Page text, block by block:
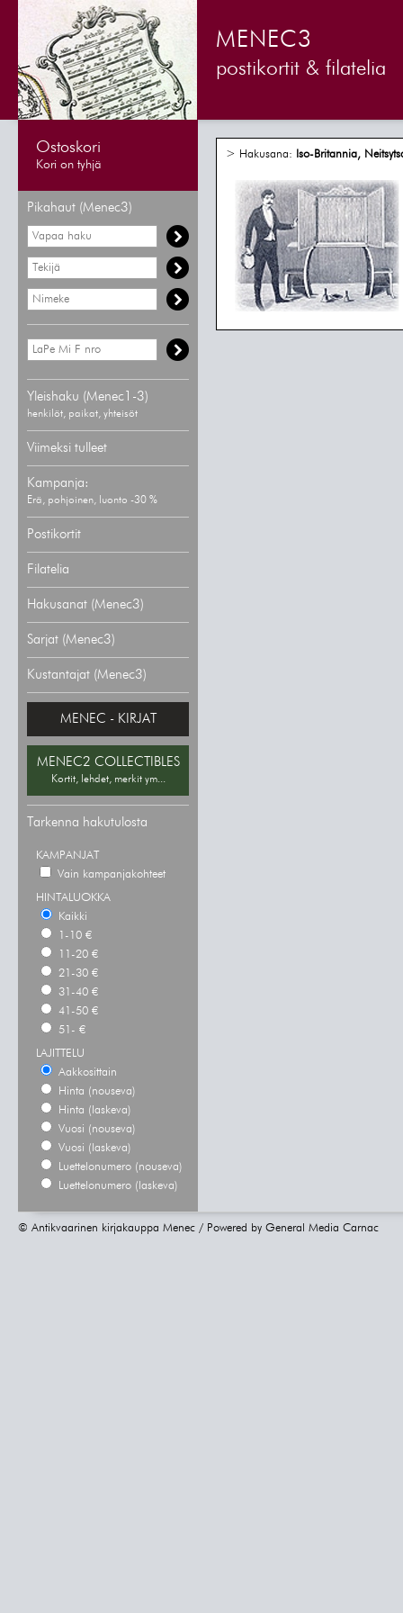
MENEC3
postikortit & filatelia
Ostoskori
Kori on tyhjä
Pikahaut (Menec3)
Yleishaku (Menec1-3)
henkilöt, paikat, yhteisöt
Viimeksi tulleet
Kampanja:
Erä, pohjoinen, luonto -30 %
Postikortit
Filatelia
Hakusanat (Menec3)
Sarjat (Menec3)
Kustantajat (Menec3)
MENEC - KIRJAT
MENEC2 COLLECTIBLES
Kortit, lehdet, merkit ym...
Tarkenna hakutulosta
KAMPANJAT
Vain kampanjakohteet
HINTALUOKKA
Kaikki
1-10 €
11-20 €
21-30 €
31-40 €
41-50 €
51- €
LAJITTELU
Aakkosittain
Hinta (nouseva)
Hinta (laskeva)
Vuosi (nouseva)
Vuosi (laskeva)
Luettelonumero (nouseva)
Luettelonumero (laskeva)
> Hakusana: Iso-Britannia,
© Antikvaarinen kirjakauppa Menec / Powered by General Media Carnac